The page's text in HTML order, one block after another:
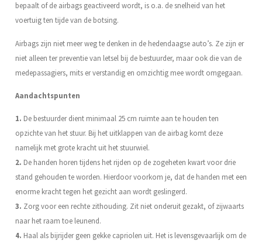
bepaalt of de airbags geactiveerd wordt, is o.a. de snelheid van het
voertuig ten tijde van de botsing.
Airbags zijn niet meer weg te denken in de hedendaagse auto’s. Ze zijn er
niet alleen ter preventie van letsel bij de bestuurder, maar ook die van de
medepassagiers, mits er verstandig en omzichtig mee wordt omgegaan.
Aandachtspunten
1. De bestuurder dient minimaal 25 cm ruimte aan te houden ten
opzichte van het stuur. Bij het uitklappen van de airbag komt deze
namelijk met grote kracht uit het stuurwiel.
2. De handen horen tijdens het rijden op de zogeheten kwart voor drie
stand gehouden te worden. Hierdoor voorkom je, dat de handen met een
enorme kracht tegen het gezicht aan wordt geslingerd.
3. Zorg voor een rechte zithouding. Zit niet onderuit gezakt, of zijwaarts
naar het raam toe leunend.
4. Haal als bijrijder geen gekke capriolen uit. Het is levensgevaarlijk om de